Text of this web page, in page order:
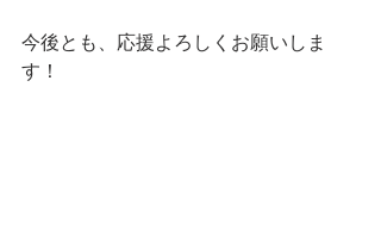
今後とも、応援よろしくお願いしま
す！